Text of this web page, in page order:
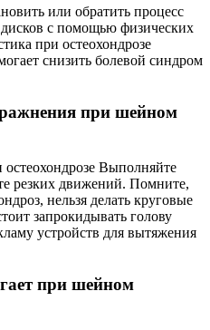
или обратить процесс
с помощью физических
при остеохондрозе
снизить болевой синдром
при шейном
Выполняйте
резких движений. Помните,
нельзя делать круговые
запрокидывать голову
устройств для вытяжения
при шейном